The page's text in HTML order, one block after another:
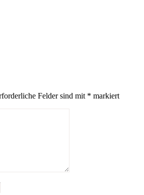
Felder sind mit * markiert